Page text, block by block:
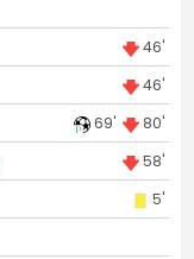
46'
46'
69' 80'
58'
5'